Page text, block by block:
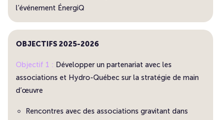
l’événement ÉnergiQ
OBJECTIFS 2025-2026
Objectif 1 : Développer un partenariat avec les
associations et Hydro-Québec sur la stratégie de main
d’œuvre
Rencontres avec des associations gravitant dans